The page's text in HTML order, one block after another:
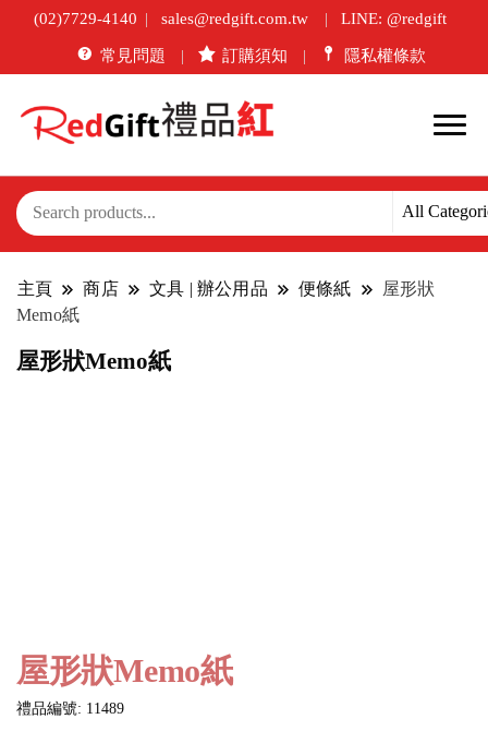
(02)7729-4140 sales@redgift.com.tw LINE: @redgift
常見問題 訂購須知 隱私權條款
主頁 商店 文具 | 辦公用品 便條紙
屋形狀
Memo紙
屋形狀Memo紙
屋形狀Memo紙
禮品編號: 11489